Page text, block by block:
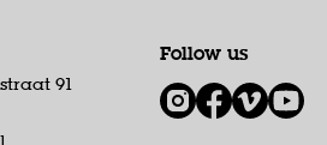
91
Follow us